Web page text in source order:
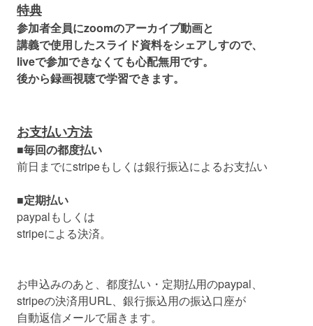
特典
参加者全員にzoomのアーカイブ動画と
講義で使用したスライド資料をシェアしすので、
liveで参加できなくても心配無用です。
後から録画視聴で学習できます。
お支払い方法
■毎回の都度払い
前日までにstripeもしくは銀行振込によるお支払い
■定期払い
paypalもしくは
stripeによる決済。
お申込みのあと、都度払い・定期払用のpaypal、
stripeの決済用URL、銀行振込用の振込口座が
自動返信メールで届きます。